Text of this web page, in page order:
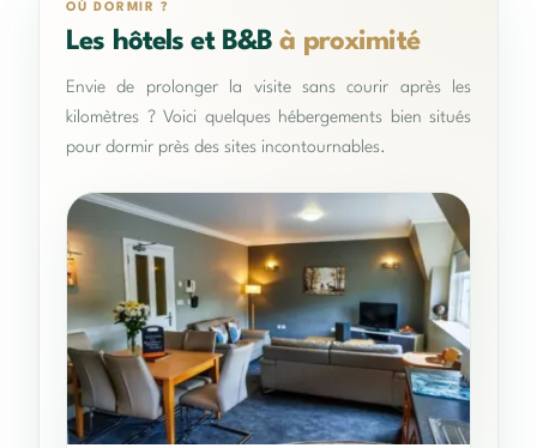
OÙ DORMIR ?
Les hôtels et B&Bà proximité
Envie de prolonger la visite sans courir après les
kilomètres ? Voici quelques hébergements bien situés
pour dormir près des sites incontournables.